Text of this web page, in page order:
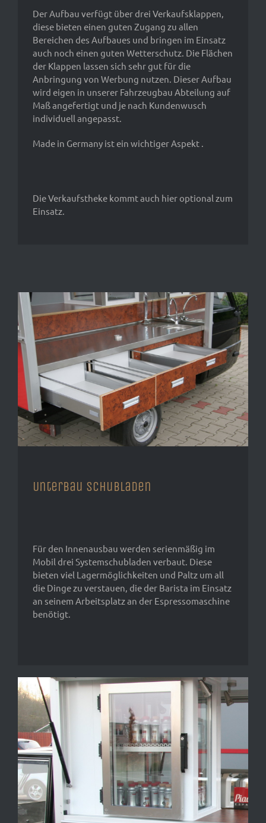
Der Aufbau verfügt über drei Verkaufsklappen,
diese bieten einen guten Zugang zu allen
Bereichen des Aufbaues und bringen im Einsatz
auch noch einen guten Wetterschutz. Die Flächen
der Klappen lassen sich sehr gut für die
Anbringung von Werbung nutzen. Dieser Aufbau
wird eigen in unserer Fahrzeugbau Abteilung auf
Maß angefertigt und je nach Kundenwusch
individuell angepasst.
Made in Germany ist ein wichtiger Aspekt .
Die Verkaufstheke kommt auch hier optional zum
Einsatz.
Unterbau Schubladen
Für den Innenausbau werden serienmäßig im
Mobil drei Systemschubladen verbaut. Diese
bieten viel Lagermöglichkeiten und Paltz um all
die Dinge zu verstauen, die der Barista im Einsatz
an seinem Arbeitsplatz an der Espressomaschine
benötigt.